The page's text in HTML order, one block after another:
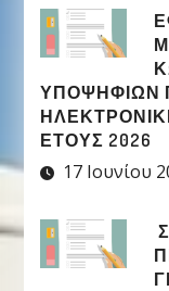
ΥΠΟΨΗΦΊΩΝ
ΈΤΟΥΣ 2026
17 Ιουνίου